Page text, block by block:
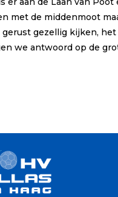
met de middenmoot
gezellig kijken,
we antwoord op de